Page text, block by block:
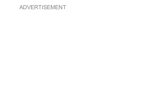
ADVERTISEMENT